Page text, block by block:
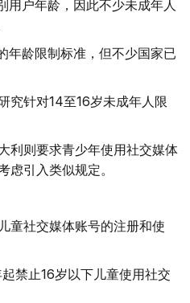
用户年龄，因此不少未成年人
年龄限制标准，但不少国家已
究针对14至16岁未成年人限
利则要求青少年使用社交媒体
虑引入类似规定。
童社交媒体账号的注册和使
禁止16岁以下儿童使用社交